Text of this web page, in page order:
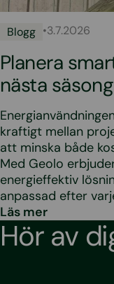
Blogg •3.7.2026
Planera
nästa säsong
kraftigt mellan
att minska både
Med Geolo
energieffektiv
anpassad efter
Läs mer
Hör av